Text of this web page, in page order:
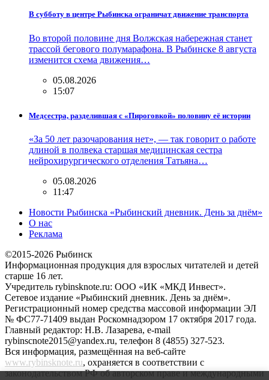
В субботу в центре Рыбинска ограничат движение транспорта
Во второй половине дня Волжская набережная станет
трассой бегового полумарафона. В Рыбинске 8 августа
изменится схема движения…
05.08.2026
15:07
Медсестра, разделившая с «Пироговкой» половину её истории
«За 50 лет разочарования нет», — так говорит о работе
длиной в полвека старшая медицинская сестра
нейрохирургического отделения Татьяна…
05.08.2026
11:47
Новости Рыбинска «Рыбинский дневник. День за днём»
О нас
Реклама
©2015-2026 Рыбинск
Информационная продукция для взрослых читателей и детей
старше 16 лет.
Учредитель rybinsknote.ru: ООО «ИК «МКД Инвест».
Сетевое издание «Рыбинский дневник. День за днём».
Регистрационный номер средства массовой информации ЭЛ
№ ФС77-71409 выдан Роскомнадзором 17 октября 2017 года.
Главный редактор: Н.В. Лазарева, e-mail
rybinscnote2015@yandex.ru, телефон 8 (4855) 327-523.
Вся информация, размещённая на веб-сайте
www.rybinsknote.ru, охраняется в соответствии с
законодательством РФ об авторском праве и международными